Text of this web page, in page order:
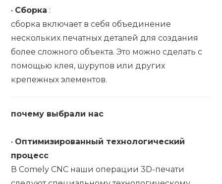
• Сборка :
сборка включает в себя объединение
нескольких печатных деталей для создания
более сложного объекта. Это можно сделать с
помощью клея, шурупов или других
крепежных элементов.
почему выбрали нас
• Оптимизированный технологический
процесс
В Comely CNC наши операции 3D-печати